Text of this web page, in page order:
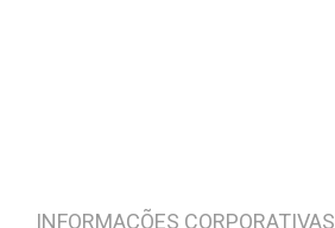
INFORMAÇÕES CORPORATIVAS